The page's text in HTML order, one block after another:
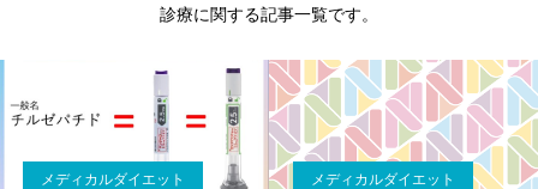
りやすく伝えます
診療に関する記事一覧です。
メディカルダイエット メディカルダイエット